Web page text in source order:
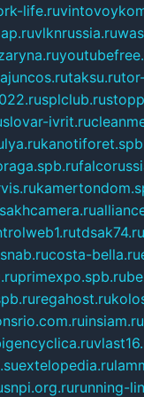
life.ru
vlknrussia.ru
taksu.ru
splclub.ru
slovar-ivrit.ru
sakhcamera.ru
tdsak74.ru
costa-bella.ru
primexpo.spb.ru
regahost.ru
insiam.ru
extelopedia.ru
snpi.org.rurunning-